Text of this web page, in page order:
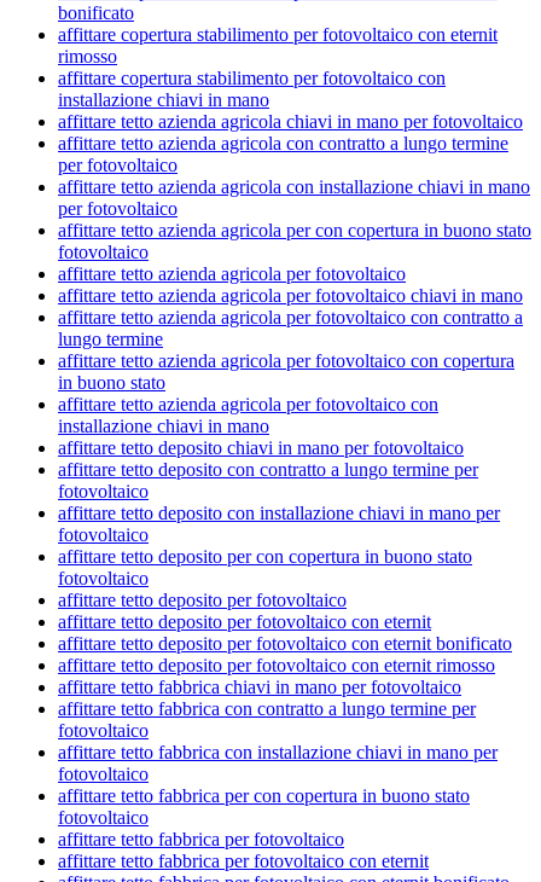
bonificato
affittare copertura stabilimento per fotovoltaico con eternit
rimosso
affittare copertura stabilimento per fotovoltaico con
installazione chiavi in mano
affittare tetto azienda agricola chiavi in mano per fotovoltaico
affittare tetto azienda agricola con contratto a lungo termine
per fotovoltaico
affittare tetto azienda agricola con installazione chiavi in mano
per fotovoltaico
affittare tetto azienda agricola per con copertura in buono stato
fotovoltaico
affittare tetto azienda agricola per fotovoltaico
affittare tetto azienda agricola per fotovoltaico chiavi in mano
affittare tetto azienda agricola per fotovoltaico con contratto a
lungo termine
affittare tetto azienda agricola per fotovoltaico con copertura
in buono stato
affittare tetto azienda agricola per fotovoltaico con
installazione chiavi in mano
affittare tetto deposito chiavi in mano per fotovoltaico
affittare tetto deposito con contratto a lungo termine per
fotovoltaico
affittare tetto deposito con installazione chiavi in mano per
fotovoltaico
affittare tetto deposito per con copertura in buono stato
fotovoltaico
affittare tetto deposito per fotovoltaico
affittare tetto deposito per fotovoltaico con eternit
affittare tetto deposito per fotovoltaico con eternit bonificato
affittare tetto deposito per fotovoltaico con eternit rimosso
affittare tetto fabbrica chiavi in mano per fotovoltaico
affittare tetto fabbrica con contratto a lungo termine per
fotovoltaico
affittare tetto fabbrica con installazione chiavi in mano per
fotovoltaico
affittare tetto fabbrica per con copertura in buono stato
fotovoltaico
affittare tetto fabbrica per fotovoltaico
affittare tetto fabbrica per fotovoltaico con eternit